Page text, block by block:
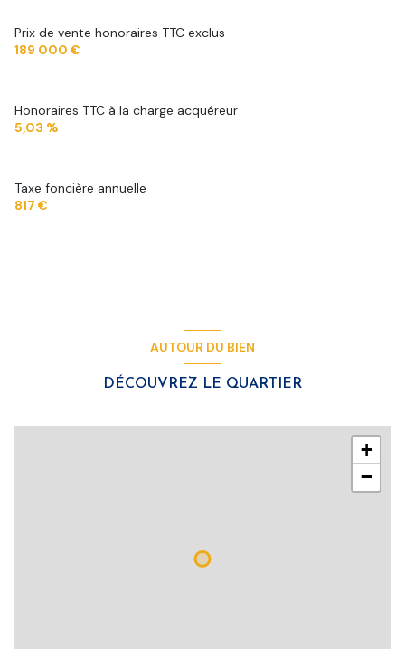
Prix de vente honoraires TTC exclus
189 000 €
Honoraires TTC à la charge acquéreur
5,03 %
Taxe foncière annuelle
817 €
AUTOUR DU BIEN
DÉCOUVREZ LE QUARTIER
+
−